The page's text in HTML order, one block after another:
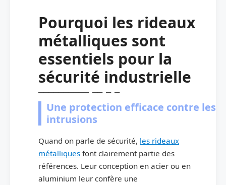
Pourquoi les rideaux
métalliques sont
essentiels pour la
sécurité industrielle
Une protection efficace contre les
intrusions
Quand on parle de sécurité, les rideaux
métalliques font clairement partie des
références. Leur conception en acier ou en
aluminium leur confère une